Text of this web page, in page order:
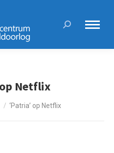
Search:
op Netflix
‘Patria’ op Netflix